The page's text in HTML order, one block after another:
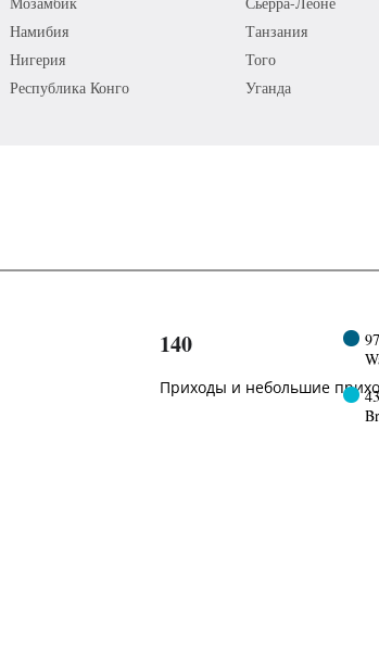
Намибия
Нигерия
Республика Конго
Танзания
Того
Уганда
140
Приходы и небольшие
97
43